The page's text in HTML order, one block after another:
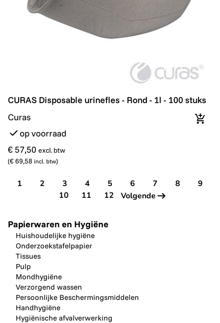
CURAS Disposable urinefles - Rond - 1l - 100 stuks
CURAS Disposable urinefles - Rond - 1l - 100 stuks
Curas
op voorraad
€ 57,50 excl. btw
(€ 69,58 incl. btw)
In
1 2 3 4 5 6 7 8
9
10
11 12 Volgende
Papierwaren en Hygiëne
Huishoudelijke hygiëne
Onderzoekstafelpapier
Tissues
Pulp
Mondhygiëne
Verzorgend wassen
Persoonlijke Beschermingsmiddelen
Handhygiëne
Hygiënische afvalverwerking